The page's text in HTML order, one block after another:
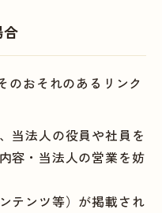
のおそれのあるリンク
当法人の役員や社員を
容・当法人の営業を妨
テンツ等）が掲載され